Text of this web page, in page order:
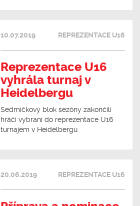
10.07.2019 REPREZENTACE U16
Reprezentace U16
vyhrála turnaj v
Heidelbergu
Sedmičkový blok sezóny zakončili
hráči vybraní do reprezentace U16
turnajem v Heidelbergu
20.06.2019 REPREZENTACE U16